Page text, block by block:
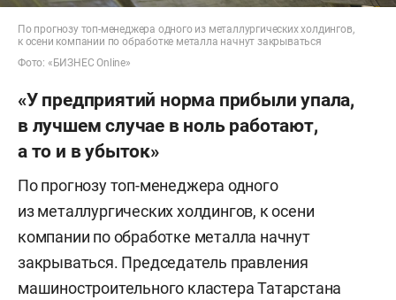
По прогнозу топ-менеджера одного из металлургических холдингов,
к осени компании по обработке металла начнут закрываться
Фото: «БИЗНЕС Online»
«У предприятий норма прибыли упала,
в лучшем случае в ноль работают,
а то и в убыток»
По прогнозу топ-менеджера одного
из металлургических холдингов, к осени
компании по обработке металла начнут
закрываться. Председатель правления
машиностроительного кластера Татарстана